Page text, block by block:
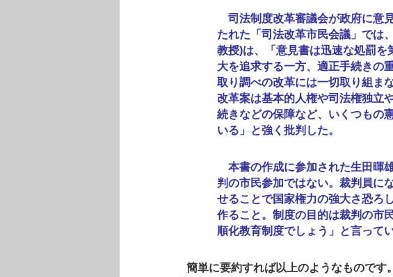
司法制度改革審議会が政府に意
たれた「司法改革市民会議」では
教授)は、「意見書は迅速な処罰
大を追求する一方、適正手続きの
取り調べの改革には一切取り組ま
改革案は基本的人権や司法権独立
続きなどの保障など、いくつもの
いる」と強く批判した。
本書の作成に参加された生田暉
判の市民参加ではない。裁判員に
せることで国家権力の強大さ恐ろ
作ること。制度の目的は裁判の市
順化教育制度でしょう」と言ってい
簡単に要約すれば以上のようなものです